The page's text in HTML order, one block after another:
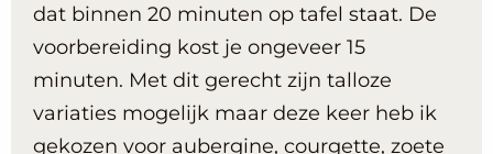
dat binnen 20 minuten op tafel staat. De
voorbereiding kost je ongeveer 15
minuten. Met dit gerecht zijn talloze
variaties mogelijk maar deze keer heb ik
gekozen voor aubergine, courgette, zoete